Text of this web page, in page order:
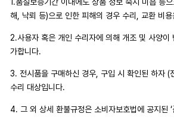
1.품질보증기간 이내에도 상품 정보 숙지 미흡 등
해, 낙뢰 등)으로 인한 피해의 경우 수리, 교환 비
2.사용자 혹은 개인 수리자에 의해 개조 및 사양
가합니다.
3. 전시품을 구매하신 경우, 구입 시 확인된 하자 (
수리 대상입니다.
4. 그 외 상세 환불규정은 소비자보호법에 공지된